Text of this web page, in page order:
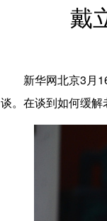
戴
新华网北京3月16
谈。在谈到如何缓解